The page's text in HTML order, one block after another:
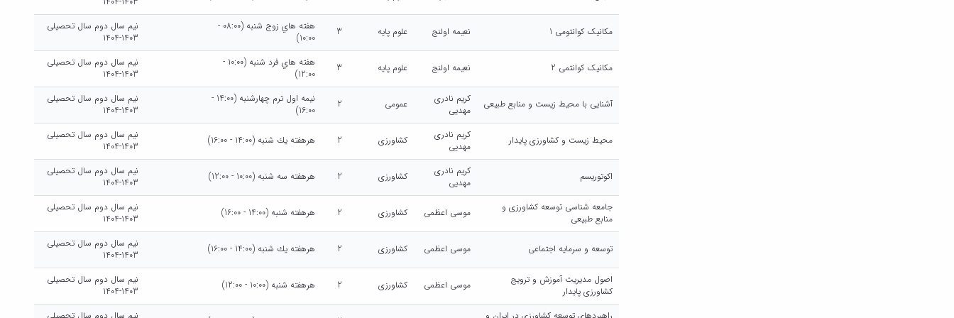
مکانیک کوانتومی 1 نعیمه اولنج علوم پایه 3
هفته هاي زوج شنبه (08:00 -
10:00)
نیم سال دوم سال تحصیلی
1403-1404
مکانیک کوانتمی 2 نعیمه اولنج علوم پایه 3
هفته هاي فرد شنبه (10:00 -
12:00)
نیم سال دوم سال تحصیلی
1403-1404
آشنایی با محیط زیست و منابع طبیعی
کریم نادری
مهدیی
عمومی 2
نيمه اول ترم چهارشنبه (14:00 -
16:00)
نیم سال دوم سال تحصیلی
1403-1404
محیط زیست و کشاورزی پایدار
کریم نادری
مهدیی
کشاورزی 2 هرهفته يك شنبه (14:00 - 16:00)
نیم سال دوم سال تحصیلی
1403-1404
اکوتوریسم
کریم نادری
مهدیی
کشاورزی 2 هرهفته سه شنبه (10:00 - 12:00)
نیم سال دوم سال تحصیلی
1403-1404
جامعه شناسی توسعه کشاورزی و
منابع طبیعی
موسی اعظمی کشاورزی 2 هرهفته شنبه (14:00 - 16:00)
نیم سال دوم سال تحصیلی
1403-1404
توسعه و سرمایه اجتماعی موسی اعظمی کشاورزی 2 هرهفته يك شنبه (14:00 - 16:00)
نیم سال دوم سال تحصیلی
1403-1404
اصول مدیریت آموزش و ترویج
کشاورزی پایدار
موسی اعظمی کشاورزی 2 هرهفته شنبه (10:00 - 12:00)
نیم سال دوم سال تحصیلی
1403-1404